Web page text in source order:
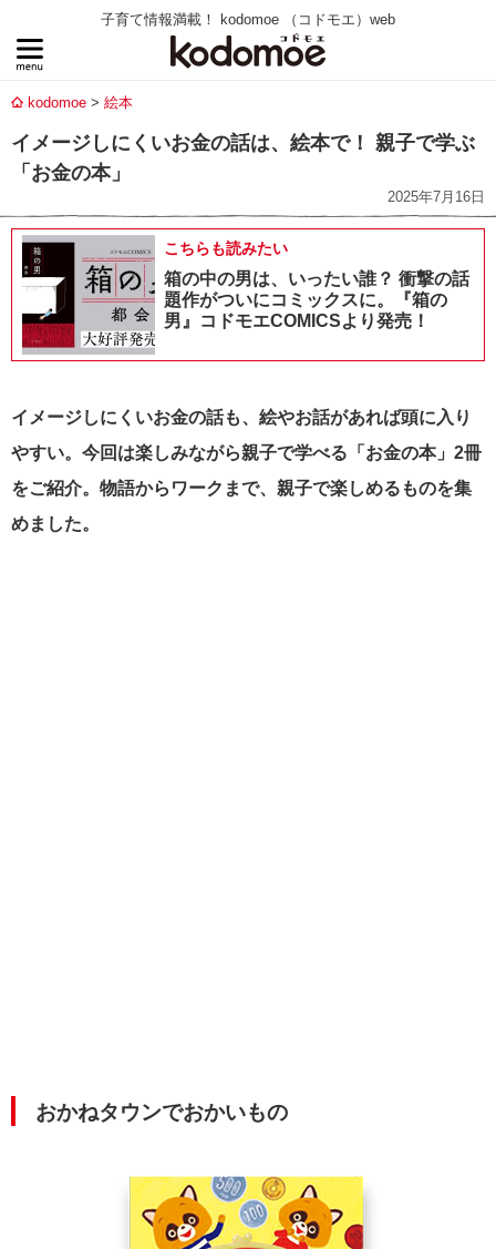
子育て情報満載！ kodomoe （コドモエ）web
kodomoe 絵本
イメージしにくいお金の話は、絵本で！ 親子で学ぶ
「お金の本」
2025年7月16日
こちらも読みたい
箱の中の男は、いったい誰？ 衝撃の話
題作がついにコミックスに。『箱の
男』コドモエCOMICSより発売！
イメージしにくいお金の話も、絵やお話があれば頭に入り
やすい。今回は楽しみながら親子で学べる「お金の本」2冊
をご紹介。 物語からワークまで、親子で楽しめるものを集
めました。
おかねタウンでおかいもの